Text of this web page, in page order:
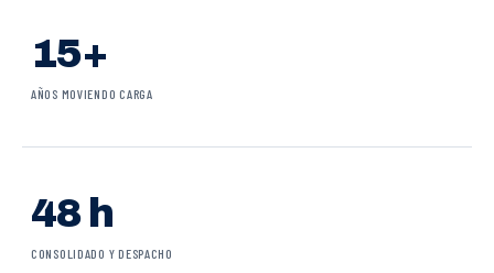
15+
AÑOS MOVIENDO CARGA
48 h
CONSOLIDADO Y DESPACHO